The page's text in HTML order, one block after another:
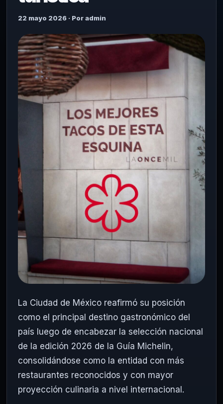
22 mayo 2026 · Por admin
La Ciudad de México reafirmó su posición
como el principal destino gastronómico del
país luego de encabezar la selección nacional
de la edición 2026 de la Guía Michelin,
consolidándose como la entidad con más
restaurantes reconocidos y con mayor
proyección culinaria a nivel internacional.